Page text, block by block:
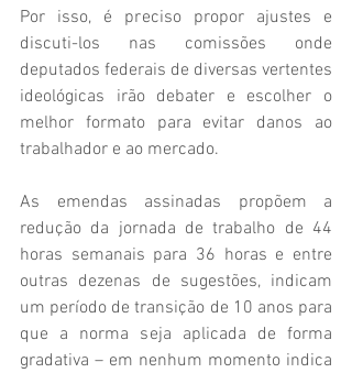
Por isso, é preciso propor ajustes e
discuti-los nas comissões onde
deputados federais de diversas vertentes
ideológicas irão debater e escolher o
melhor formato para evitar danos ao
trabalhador e ao mercado.
As emendas assinadas propõem a
redução da jornada de trabalho de 44
horas semanais para 36 horas e entre
outras dezenas de sugestões, indicam
um período de transição de 10 anos para
que a norma seja aplicada de forma
gradativa – em nenhum momento indica